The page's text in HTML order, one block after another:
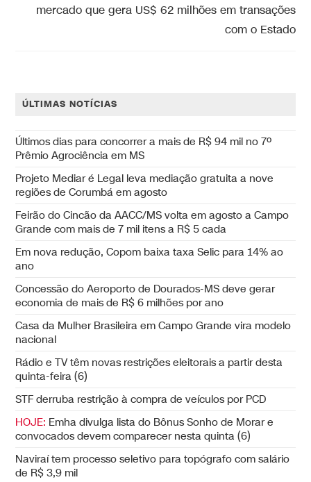
mercado que gera US$ 62 milhões em transações
com o Estado
ÚLTIMAS NOTÍCIAS
Últimos dias para concorrer a mais de R$ 94 mil no 7º
Prêmio Agrociência em MS
Projeto Mediar é Legal leva mediação gratuita a nove
regiões de Corumbá em agosto
Feirão do Cincão da AACC/MS volta em agosto a Campo
Grande com mais de 7 mil itens a R$ 5 cada
Em nova redução, Copom baixa taxa Selic para 14% ao
ano
Concessão do Aeroporto de Dourados-MS deve gerar
economia de mais de R$ 6 milhões por ano
Casa da Mulher Brasileira em Campo Grande vira modelo
nacional
Rádio e TV têm novas restrições eleitorais a partir desta
quinta-feira (6)
STF derruba restrição à compra de veículos por PCD
HOJE: Emha divulga lista do Bônus Sonho de Morar e
convocados devem comparecer nesta quinta (6)
Naviraí tem processo seletivo para topógrafo com salário
de R$ 3,9 mil